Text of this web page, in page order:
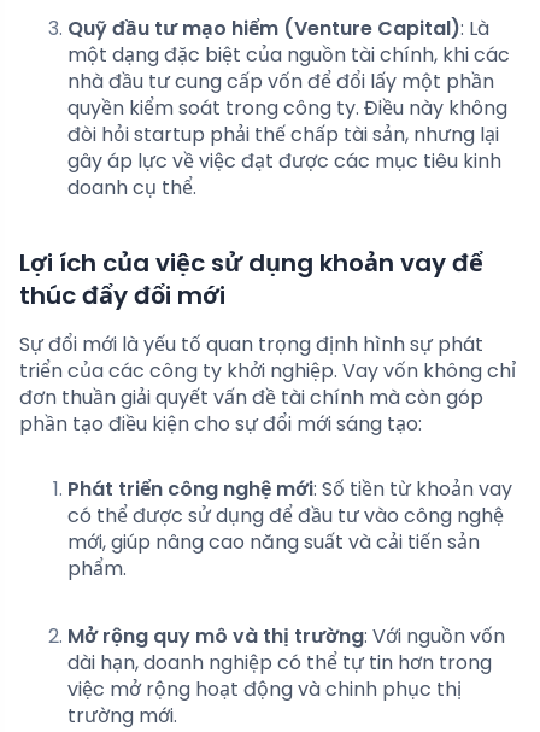
Quỹ đầu tư mạo hiểm (Venture Capital): Là
một dạng đặc biệt của nguồn tài chính, khi các
nhà đầu tư cung cấp vốn để đổi lấy một phần
quyền kiểm soát trong công ty. Điều này không
đòi hỏi startup phải thế chấp tài sản, nhưng lại
gây áp lực về việc đạt được các mục tiêu kinh
doanh cụ thể.
Lợi ích của việc sử dụng khoản vay để
thúc đẩy đổi mới
Sự đổi mới là yếu tố quan trọng định hình sự phát
triển của các công ty khởi nghiệp. Vay vốn không chỉ
đơn thuần giải quyết vấn đề tài chính mà còn góp
phần tạo điều kiện cho sự đổi mới sáng tạo:
Phát triển công nghệ mới: Số tiền từ khoản vay
có thể được sử dụng để đầu tư vào công nghệ
mới, giúp nâng cao năng suất và cải tiến sản
phẩm.
Mở rộng quy mô và thị trường: Với nguồn vốn
dài hạn, doanh nghiệp có thể tự tin hơn trong
việc mở rộng hoạt động và chinh phục thị
trường mới.